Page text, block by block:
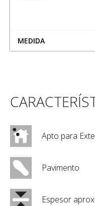
Apto para
Pavimento
Espesor